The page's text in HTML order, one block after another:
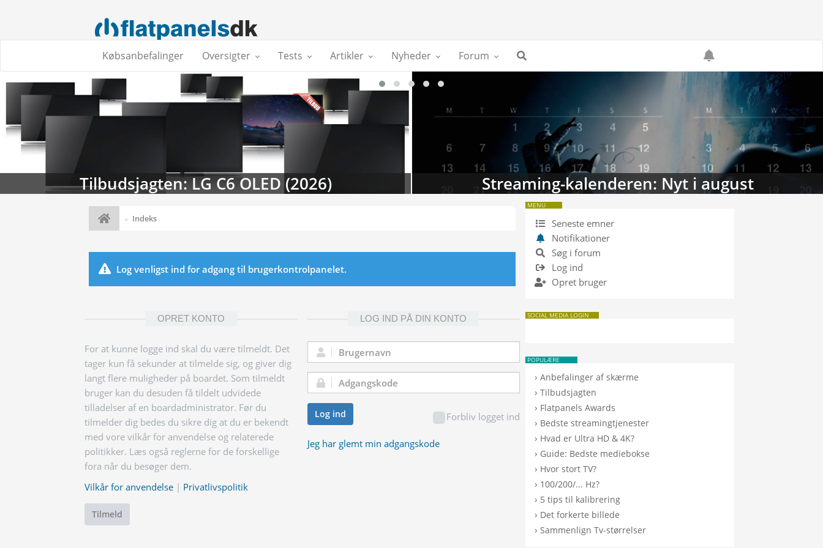
Købsanbefalinger Oversigter Tests Artikler Nyheder Forum
Tilbudsjagten: LG C6 OLED (2026) Streaming-kalenderen: Nyt i august
Indeks
Log venligst ind for adgang til brugerkontrolpanelet.
OPRET KONTO
For at kunne logge ind skal du være tilmeldt. Det
tager kun få sekunder at tilmelde sig, og giver dig
langt flere muligheder på boardet. Som tilmeldt
bruger kan du desuden få tildelt udvidede
tilladelser af en boardadministrator. Før du
tilmelder dig bedes du sikre dig at du er bekendt
med vore vilkår for anvendelse og relaterede
politikker. Læs også reglerne for de forskellige
fora når du besøger dem.
Vilkår for anvendelse | Privatlivspolitik
Tilmeld
LOG IND PÅ DIN KONTO
Brugernavn:
Adgangskode:
Forbliv logget ind
Log ind
Jeg har glemt min adgangskode
MENU
Seneste emner
Notifikationer
Søg i forum
Log ind
Opret bruger
SOCIAL MEDIA LOGIN
POPULÆRE
›Anbefalinger af skærme
›Tilbudsjagten
› Flatpanels Awards
› Bedste streamingtjenester
› Hvad er Ultra HD & 4K?
› Guide: Bedste mediebokse
› Hvor stort TV?
› 100/200/... Hz?
› 5 tips til kalibrering
› Det forkerte billede
›Sammenlign Tv-størrelser